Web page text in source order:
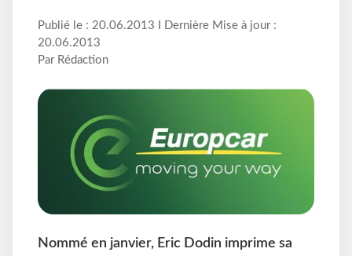
Publié le : 20.06.2013 I Dernière Mise à jour :
20.06.2013
Par Rédaction
Nommé en janvier, Eric Dodin imprime sa